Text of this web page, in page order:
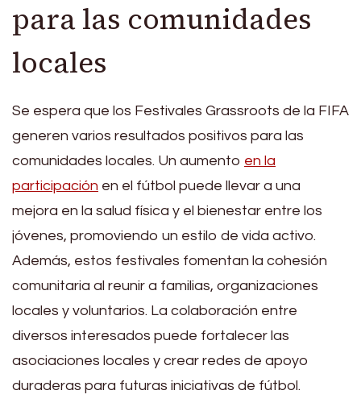
para las comunidades
locales
Se espera que los Festivales Grassroots de la FIFA
generen varios resultados positivos para las
comunidades locales. Un aumento en la
participación en el fútbol puede llevar a una
mejora en la salud física y el bienestar entre los
jóvenes, promoviendo un estilo de vida activo.
Además, estos festivales fomentan la cohesión
comunitaria al reunir a familias, organizaciones
locales y voluntarios. La colaboración entre
diversos interesados puede fortalecer las
asociaciones locales y crear redes de apoyo
duraderas para futuras iniciativas de fútbol.